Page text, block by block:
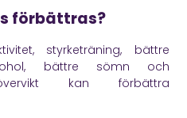
förbättras?
styrketräning, bättre
bättre sömn och
kan förbättra